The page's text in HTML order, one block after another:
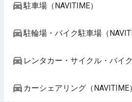
駐車場（NAVITIME）
駐輪場・バイク駐車場（
レンタカー・サイクル・バイク
カーシェアリング（NAVITIME）